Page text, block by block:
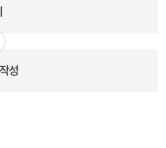
성